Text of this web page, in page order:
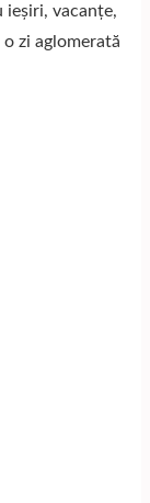
vacanțe,
zi aglomerată